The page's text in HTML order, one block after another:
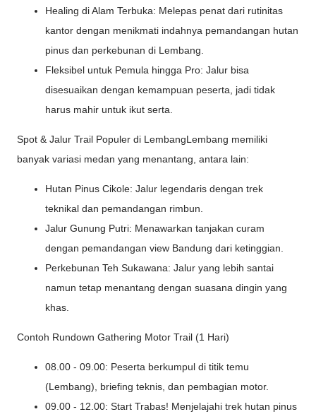
Healing di Alam Terbuka: Melepas penat dari rutinitas
kantor dengan menikmati indahnya pemandangan hutan
pinus dan perkebunan di Lembang.
Fleksibel untuk Pemula hingga Pro: Jalur bisa
disesuaikan dengan kemampuan peserta, jadi tidak
harus mahir untuk ikut serta.
Spot & Jalur Trail Populer di LembangLembang memiliki
banyak variasi medan yang menantang, antara lain:
Hutan Pinus Cikole: Jalur legendaris dengan trek
teknikal dan pemandangan rimbun.
Jalur Gunung Putri: Menawarkan tanjakan curam
dengan pemandangan view Bandung dari ketinggian.
Perkebunan Teh Sukawana: Jalur yang lebih santai
namun tetap menantang dengan suasana dingin yang
khas.
Contoh Rundown Gathering Motor Trail (1 Hari)
08.00 - 09.00: Peserta berkumpul di titik temu
(Lembang), briefing teknis, dan pembagian motor.
09.00 - 12.00: Start Trabas! Menjelajahi trek hutan pinus